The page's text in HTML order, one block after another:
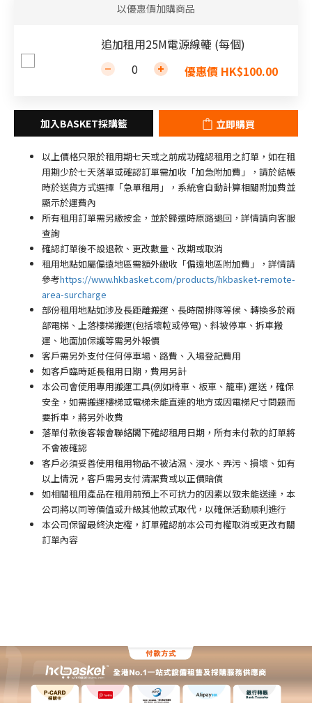
以優惠價加購商品
追加租用25M電源線轆 (每個)
優惠價 HK$100.00
立即購買
以上價格只限於租用期七天或之前成功確認租用之訂單，如在租
用期少於七天落單或確認訂單需加收「加急附加費」，請於結帳
時於送貨方式選擇「急單租用」，系統會自動計算相關附加費並
顯示於運費內
所有租用訂單需另繳按金，並於歸還時原路退回，詳情請向客服
查詢
確認訂單後不設退款、更改數量、改期或取消
租用地點如屬偏遠地區需額外繳收「偏遠地區附加費 」
，詳情請
參考https://www.hkbasket.com/products/hkbasket-remote-
area-surcharge
部份租用地點如涉及長距離搬運、長時間排隊等候、轉換多於兩
部電梯、上落樓梯搬運(包括壞𨋢或停電)、斜坡停車、拆車搬
運、地面加保護等需另外報價
客戶需另外支付任何停車場 、路費、入場登記費用
如客戶臨時延長租用日期，費用另計
本公司會使用專用搬運工具(例如椅車、板車、籠車) 運送，確保
安全，如需搬運樓梯或電梯未能直達的地方或因電梯尺寸問題而
要拆車，將另外收費
落單付款後客報會聯絡閣下確認租用日期，所有未付款的訂單將
不會被確認
客戶必須妥善使用租用物品不被沾濕、浸水、弄污、損壞、如有
以上情況，客戶需另支付清潔費或以正價賠償
如相關租用產品在租用前預上不可抗力的因素以致未能送達，本
公司將以同等價值或升級其他款式取代，以確保活動順利進行
本公司保留最終決定權，訂單確認前本公司有權取消或更改有關
訂單內容